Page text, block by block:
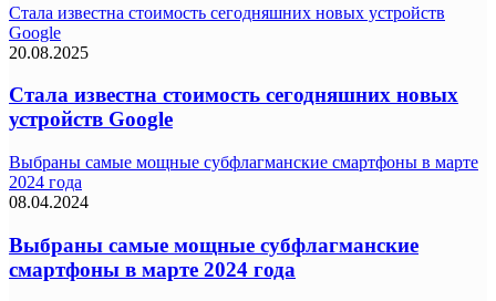
Стала известна стоимость сегодняшних новых устройств
Google
20.08.2025
Стала известна стоимость сегодняшних новых
устройств Google
Выбраны самые мощные субфлагманские смартфоны в марте
2024 года
08.04.2024
Выбраны самые мощные субфлагманские
смартфоны в марте 2024 года